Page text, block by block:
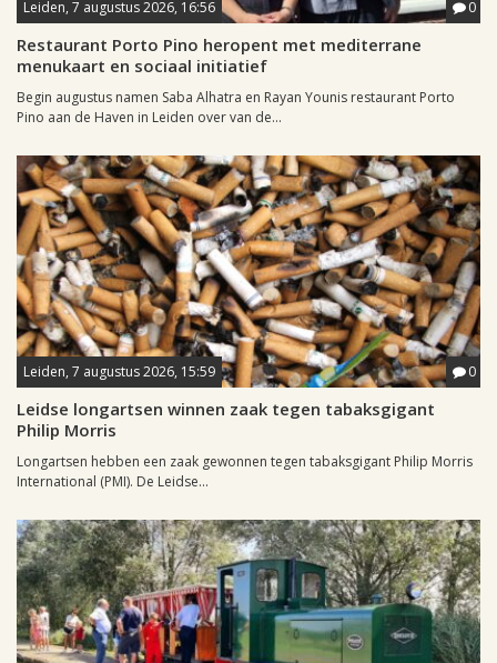
Leiden, 7 augustus 2026, 16:56 0
Restaurant Porto Pino heropent met mediterrane
menukaart en sociaal initiatief
Begin augustus namen Saba Alhatra en Rayan Younis restaurant Porto
Pino aan de Haven in Leiden over van de...
Leiden, 7 augustus 2026, 15:59 0
Leidse longartsen winnen zaak tegen tabaksgigant
Philip Morris
Longartsen hebben een zaak gewonnen tegen tabaksgigant Philip Morris
International (PMI). De Leidse...